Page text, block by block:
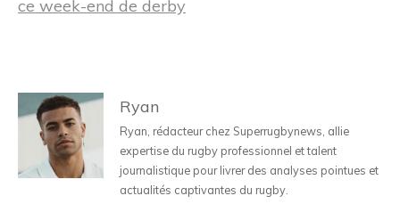
ce week-end de derby
Ryan
Ryan, rédacteur chez Superrugbynews, allie
expertise du rugby professionnel et talent
journalistique pour livrer des analyses pointues et
actualités captivantes du rugby.